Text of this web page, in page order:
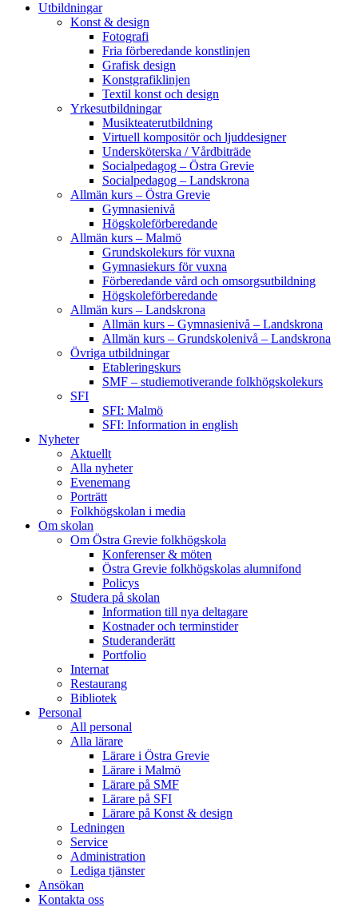
Utbildningar
Konst & design
Fotografi
Fria förberedande konstlinjen
Grafisk design
Konstgrafiklinjen
Textil konst och design
Yrkesutbildningar
Musikteaterutbildning
Virtuell kompositör och ljuddesigner
Undersköterska / Vårdbiträde
Socialpedagog – Östra Grevie
Socialpedagog – Landskrona
Allmän kurs – Östra Grevie
Gymnasienivå
Högskoleförberedande
Allmän kurs – Malmö
Grundskolekurs för vuxna
Gymnasiekurs för vuxna
Förberedande vård och omsorgsutbildning
Högskoleförberedande
Allmän kurs – Landskrona
Allmän kurs – Gymnasienivå – Landskrona
Allmän kurs – Grundskolenivå – Landskrona
Övriga utbildningar
Etableringskurs
SMF – studiemotiverande folkhögskolekurs
SFI
SFI: Malmö
SFI: Information in english
Nyheter
Aktuellt
Alla nyheter
Evenemang
Porträtt
Folkhögskolan i media
Om skolan
Om Östra Grevie folkhögskola
Konferenser & möten
Östra Grevie folkhögskolas alumnifond
Policys
Studera på skolan
Information till nya deltagare
Kostnader och terminstider
Studeranderätt
Portfolio
Internat
Restaurang
Bibliotek
Personal
All personal
Alla lärare
Lärare i Östra Grevie
Lärare i Malmö
Lärare på SMF
Lärare på SFI
Lärare på Konst & design
Ledningen
Service
Administration
Lediga tjänster
Ansökan
Kontakta oss